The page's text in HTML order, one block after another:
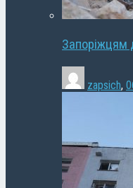
Запоріжцям
zapsich,